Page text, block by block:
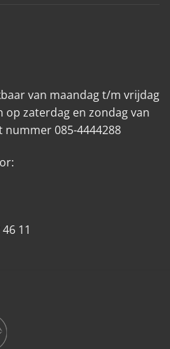
van maandag t/m vrijdag
op zaterdag en zondag van
085-4444288
11